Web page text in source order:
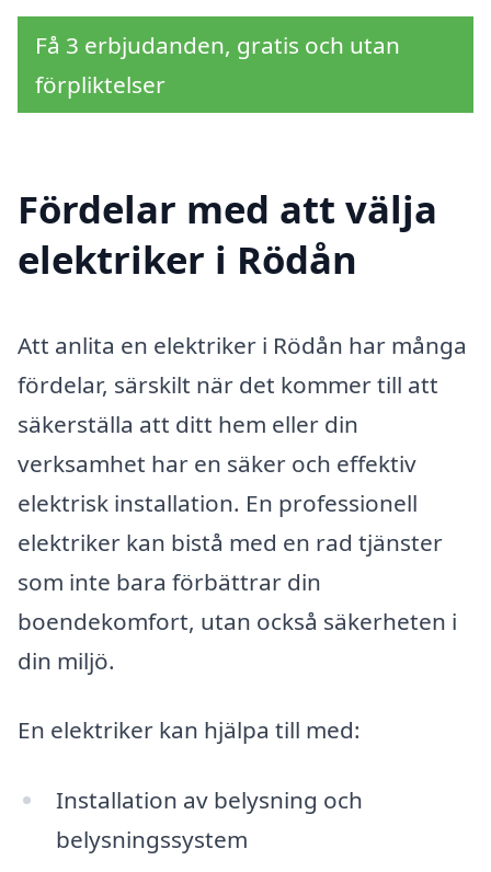
Få 3 erbjudanden, gratis och utan
förpliktelser
Fördelar med att välja
elektriker i Rödån
Att anlita en elektriker i Rödån har många
fördelar, särskilt när det kommer till att
säkerställa att ditt hem eller din
verksamhet har en säker och effektiv
elektrisk installation. En professionell
elektriker kan bistå med en rad tjänster
som inte bara förbättrar din
boendekomfort, utan också säkerheten i
din miljö.
En elektriker kan hjälpa till med:
Installation av belysning och
belysningssystem